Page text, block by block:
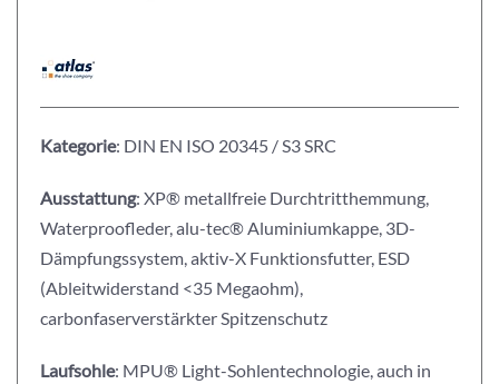
Kategorie: DIN EN ISO 20345 / S3 SRC
Ausstattung: XP® metallfreie Durchtritthemmung,
Waterproofleder, alu-tec® Aluminiumkappe, 3D-
Dämpfungssystem, aktiv-X Funktionsfutter, ESD
(Ableitwiderstand <35 Megaohm),
carbonfaserverstärkter Spitzenschutz
Laufsohle: MPU® Light-Sohlentechnologie, auch in